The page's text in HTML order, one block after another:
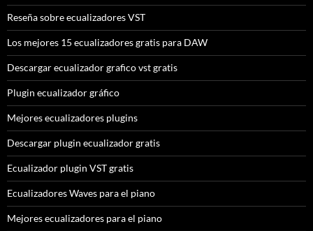
Reseña sobre ecualizadores VST
Los mejores 15 ecualizadores gratis para DAW
Descargar ecualizador grafico vst gratis
Plugin ecualizador gráfico
Mejores ecualizadores plugins
Descargar plugin ecualizador gratis
Ecualizador plugin VST gratis
Ecualizadores Waves para el piano
Mejores ecualizadores para el piano